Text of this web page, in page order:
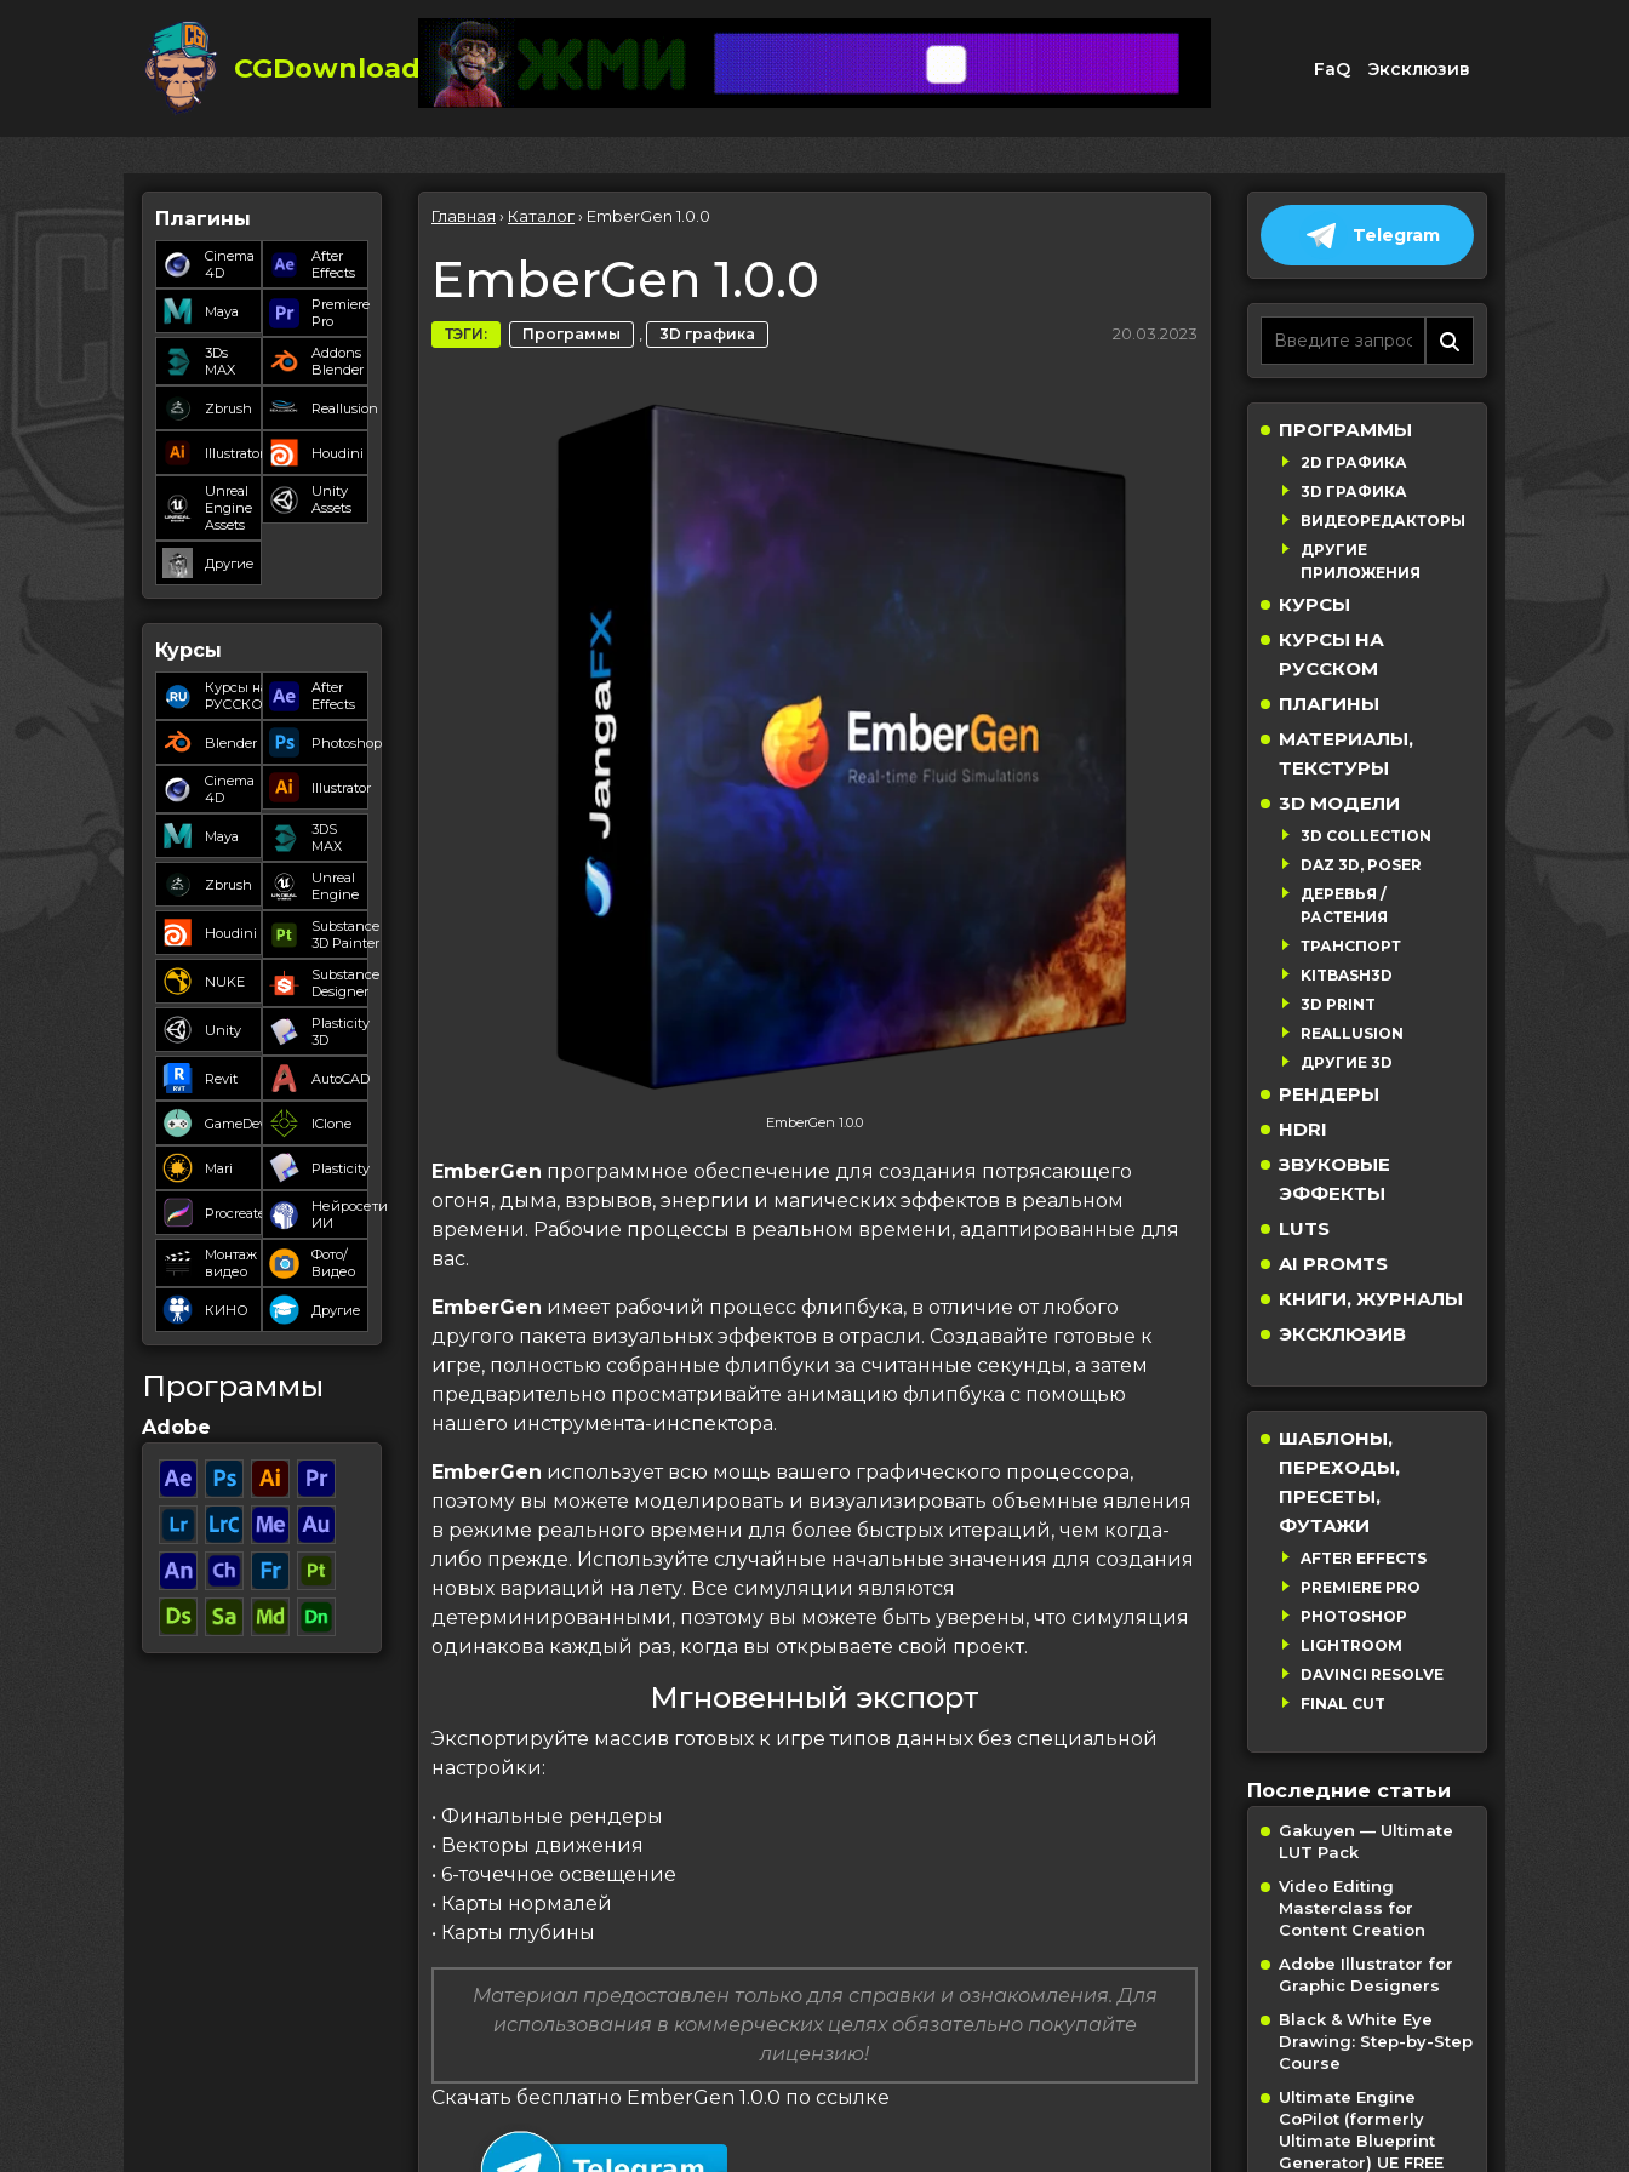
CGDownload FaQ Эксклюзив
Плагины
Cinema
4D
After
Effects
Maya
Premiere
Pro
3Ds
MAX
Addons
Blender
Zbrush Reallusion
Illustrator Houdini
Unreal
Engine
Assets
Unity
Assets
Другие
Курсы
Курсы на
РУССКОМ
After
Effects
Blender Photoshop
Cinema
4D
Illustrator
Maya
3DS
MAX
Zbrush
Unreal
Engine
Houdini
Substance
3D Painter
NUKE
Substance
Designer
Unity
Plasticity
3D
Revit AutoCAD
GameDev IClone
Mari Plasticity
Procreate
Нейросети
ИИ
Монтаж
видео
Фото/
Видео
КИНО Другие
Программы
Adobe
Главная › Каталог› EmberGen 1.0.0
EmberGen 1.0.0
ТЭГИ: Программы , 3D графика 20.03.2023
EmberGen 1.0.0
EmberGen программное обеспечение для создания потрясающего
огоня, дыма, взрывов, энергии и магических эффектов в реальном
времени. Рабочие процессы в реальном времени, адаптированные для
вас.
EmberGen имеет рабочий процесс флипбука, в отличие от любого
другого пакета визуальных эффектов в отрасли. Создавайте готовые к
игре, полностью собранные флипбуки за считанные секунды, а затем
предварительно просматривайте анимацию флипбука с помощью
нашего инструмента-инспектора.
EmberGen использует всю мощь вашего графического процессора,
поэтому вы можете моделировать и визуализировать объемные явления
в режиме реального времени для более быстрых итераций, чем когда-
либо прежде. Используйте случайные начальные значения для создания
новых вариаций на лету. Все симуляции являются
детерминированными, поэтому вы можете быть уверены, что симуляция
одинакова каждый раз, когда вы открываете свой проект.
Мгновенный экспорт
Экспортируйте массив готовых к игре типов данных без специальной
настройки:
• Финальные рендеры
• Векторы движения
• 6-точечное освещение
• Карты нормалей
• Карты глубины
Материал предоставлен только для справки и ознакомления. Для
использования в коммерческих целях обязательно покупайте
лицензию!
Скачать бесплатно EmberGen 1.0.0 по ссылке
Telegram
ПРОГРАММЫ
2D ГРАФИКА
3D ГРАФИКА
ВИДЕОРЕДАКТОРЫ
ДРУГИЕ
ПРИЛОЖЕНИЯ
КУРСЫ
КУРСЫ НА
РУССКОМ
ПЛАГИНЫ
МАТЕРИАЛЫ,
ТЕКСТУРЫ
3D МОДЕЛИ
3D COLLECTION
DAZ 3D, POSER
ДЕРЕВЬЯ /
РАСТЕНИЯ
ТРАНСПОРТ
KITBASH3D
3D PRINT
REALLUSION
ДРУГИЕ 3D
РЕНДЕРЫ
HDRI
ЗВУКОВЫЕ
ЭФФЕКТЫ
LUTS
AI PROMTS
КНИГИ, ЖУРНАЛЫ
ЭКСКЛЮЗИВ
ШАБЛОНЫ,
ПЕРЕХОДЫ,
ПРЕСЕТЫ,
ФУТАЖИ
AFTER EFFECTS
PREMIERE PRO
PHOTOSHOP
LIGHTROOM
DAVINCI RESOLVE
FINAL CUT
Последние статьи
Gakuyen — Ultimate
LUT Pack
Video Editing
Masterclass for
Content Creation
Adobe Illustrator for
Graphic Designers
Black & White Eye
Drawing: Step-by-Step
Course
Ultimate Engine
CoPilot (formerly
Ultimate Blueprint
Generator) UE FREE